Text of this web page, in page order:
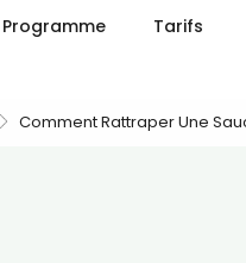
Programme Tarifs
Comment Rattraper Une